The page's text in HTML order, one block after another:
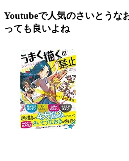
Youtubeで人気のさいとうな
っても良いよね